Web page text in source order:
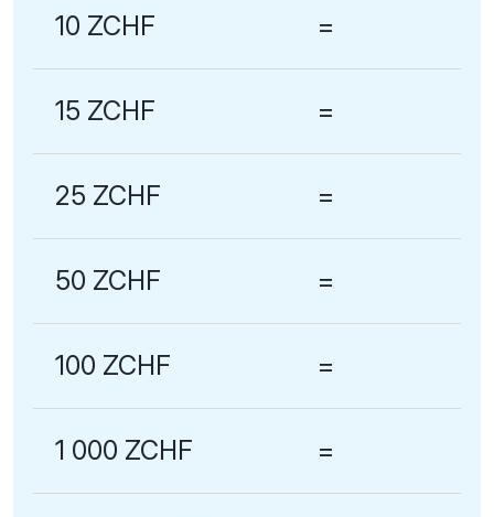
10 ZCHF =
15 ZCHF =
25 ZCHF =
50 ZCHF =
100 ZCHF =
1 000 ZCHF =